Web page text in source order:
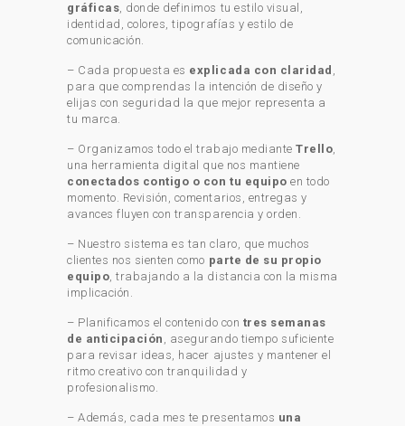
gráficas, donde definimos tu estilo visual,
identidad, colores, tipografías y estilo de
comunicación.
– Cada propuesta es explicada con claridad ,
para que comprendas la intención de diseño y
elijas con seguridad la que mejor representa a
tu marca.
– Organizamos todo el trabajo medianteTrello,
una herramienta digital que nos mantiene
conectados contigo o con tu equipo en todo
momento. Revisión, comentarios, entregas y
avances fluyen con transparencia y orden.
– Nuestro sistema es tan claro, que muchos
clientes nos sienten como parte de su propio
equipo, trabajando a la distancia con la misma
implicación.
– Planificamos el contenido con tres semanas
de anticipación , asegurando tiempo suficiente
para revisar ideas, hacer ajustes y mantener el
ritmo creativo con tranquilidad y
profesionalismo.
– Además, cada mes te presentamos una